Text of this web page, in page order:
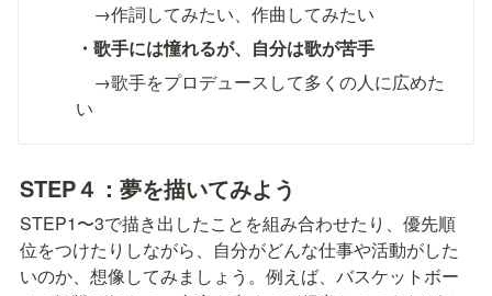
→作詞してみたい、作曲してみたい
・歌手には憧れるが、自分は歌が苦手
→歌手をプロデュースして多くの人に広めた
い
STEP４： 夢を描いてみよう
STEP1〜3で描き出したことを組み合わせたり、優先順
位をつけたりしながら、自分がどんな仕事や活動がした
いのか、想像してみましょう。例えば、バスケットボー